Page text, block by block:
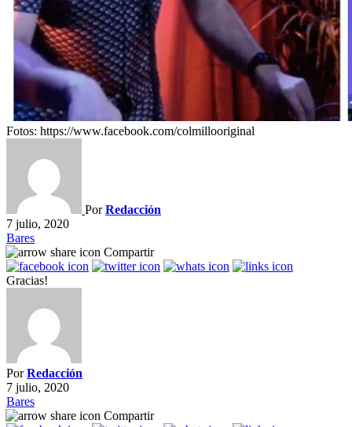
Fotos: https://www.facebook.com/colmillooriginal
PorRedacción
7 julio, 2020
Bares
Compartir
Gracias!
PorRedacción
7 julio, 2020
Bares
Compartir